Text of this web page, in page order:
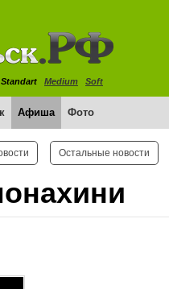
Standart Medium Soft
Афиша Фото
Остальные новости